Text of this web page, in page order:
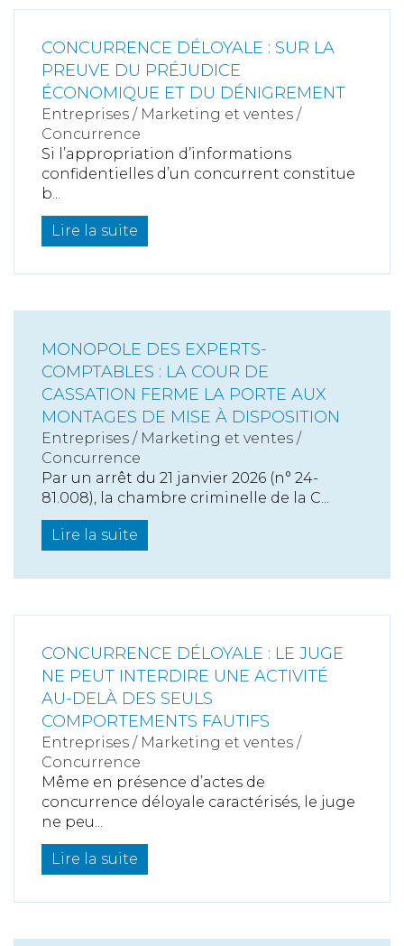
CONCURRENCE DÉLOYALE : SUR LA
PREUVE DU PRÉJUDICE
ÉCONOMIQUE ET DU DÉNIGREMENT
Entreprises / Marketing et ventes /
Concurrence
Si l’appropriation d’informations
confidentielles d’un concurrent constitue
b...
Lire la suite
MONOPOLE DES EXPERTS-
COMPTABLES : LA COUR DE
CASSATION FERME LA PORTE AUX
MONTAGES DE MISE À DISPOSITION
Entreprises / Marketing et ventes /
Concurrence
Par un arrêt du 21 janvier 2026 (n° 24-
81.008), la chambre criminelle de la C...
Lire la suite
CONCURRENCE DÉLOYALE : LE JUGE
NE PEUT INTERDIRE UNE ACTIVITÉ
AU-DELÀ DES SEULS
COMPORTEMENTS FAUTIFS
Entreprises / Marketing et ventes /
Concurrence
Même en présence d’actes de
concurrence déloyale caractérisés, le juge
ne peu...
Lire la suite